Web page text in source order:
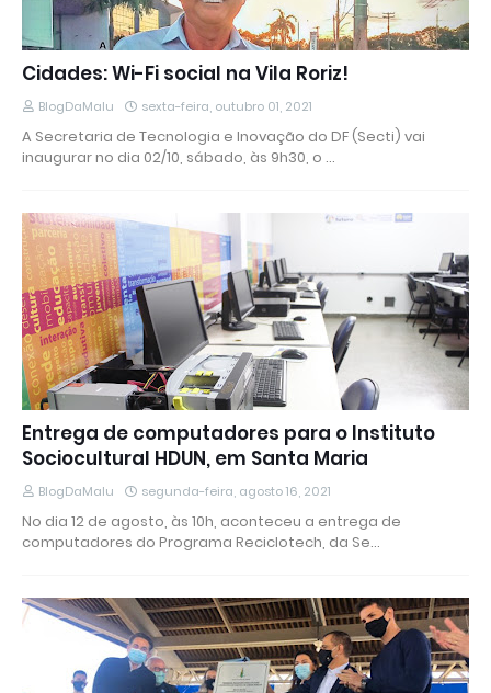
Cidades: Wi-Fi social na Vila Roriz!
BlogDaMalu sexta-feira, outubro 01, 2021
A Secretaria de Tecnologia e Inovação do DF (Secti) vai
inaugurar no dia 02/10, sábado, às 9h30, o …
Entrega de computadores para o Instituto
Sociocultural HDUN, em Santa Maria
BlogDaMalu segunda-feira, agosto 16, 2021
No dia 12 de agosto, às 10h, aconteceu a entrega de
computadores do Programa Reciclotech, da Se…